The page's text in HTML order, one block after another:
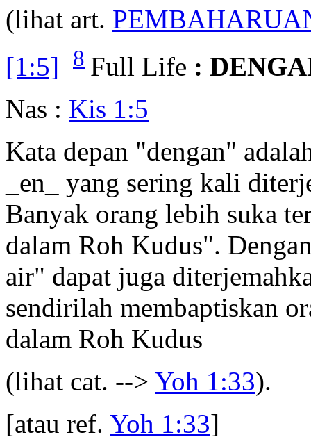
(lihat art.
[1:5]
8 Full Life :
Nas : Kis 1:5
Kata depan "dengan"
_en_ yang sering kali
Banyak orang lebih suka
dalam Roh Kudus".
air" dapat juga
sendirilah membaptiskan
dalam Roh Kudus
(lihat cat. --> Yoh 1:33).
[atau ref. Yoh 1:33]